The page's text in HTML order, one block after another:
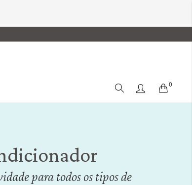
Cart
0
para todos os tipos de